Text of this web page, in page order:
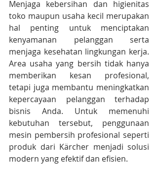
Menjaga kebersihan dan higienitas
toko maupun usaha kecil merupakan
hal penting untuk menciptakan
kenyamanan pelanggan serta
menjaga kesehatan lingkungan kerja.
Area usaha yang bersih tidak hanya
memberikan kesan profesional,
tetapi juga membantu meningkatkan
kepercayaan pelanggan terhadap
bisnis Anda. Untuk memenuhi
kebutuhan tersebut, penggunaan
mesin pembersih profesional seperti
produk dari Kärcher menjadi solusi
modern yang efektif dan efisien.